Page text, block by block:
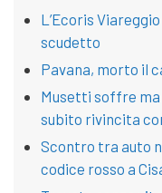
L’Ecoris
scudetto
Pavana, morto il
Musetti soffre
subito rivincita
Scontro tra auto
codice rosso a